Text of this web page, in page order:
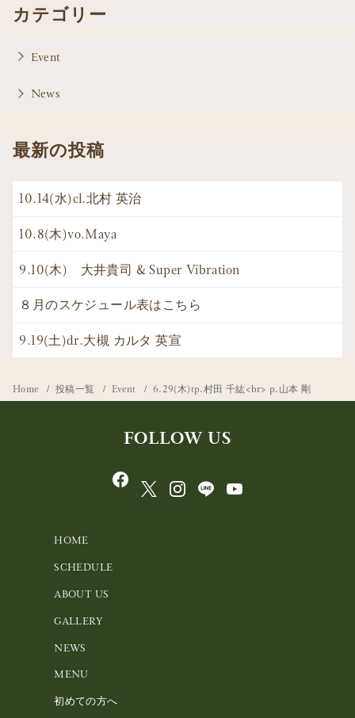
カテゴリー
Event
News
最新の投稿
10.14(水)cl.北村 英治
10.8(木)vo.Maya
9.10(木) 大井貴司 & Super Vibration
８月のスケジュール表はこちら
9.19(土)dr.大槻 カルタ 英宣
Home 投稿一覧 Event 6.29(木)tp.村田 千紘<br> p.山本 剛
FOLLOW US
HOME
SCHEDULE
ABOUT US
GALLERY
NEWS
MENU
初めての方へ